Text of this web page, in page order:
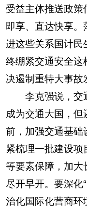
受益主体推送政
即享、直达快享
进这些关系国计
终绷紧交通安全
决遏制重特大事故
李克强说，交
成为交通大国，
前，加强交通基
紧梳理一批建设
等要素保障，加
尽开早开。要深化
治化国际化营商环